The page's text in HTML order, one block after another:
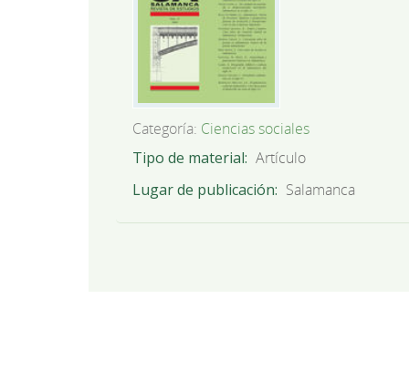
Categoría: Ciencias sociales
Tipo de material Artículo
Lugar de publicación
Salamanca